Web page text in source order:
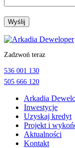
Przejdź
treści
Zadzwoń teraz
536 001 130
505 666 120
Arkadia
Inwestycje
Uzyskaj kredyt
Projekt i
Aktualności
Kontakt